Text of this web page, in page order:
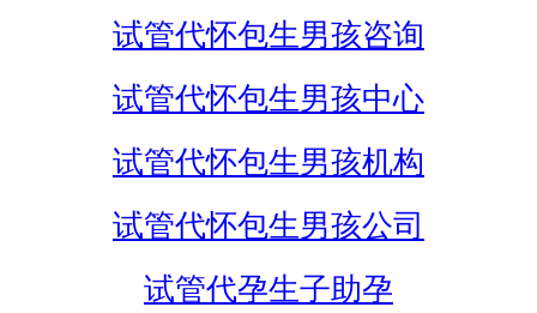
试管代怀包生男孩咨询
试管代怀包生男孩中心
试管代怀包生男孩机构
试管代怀包生男孩公司
试管代孕生子助孕